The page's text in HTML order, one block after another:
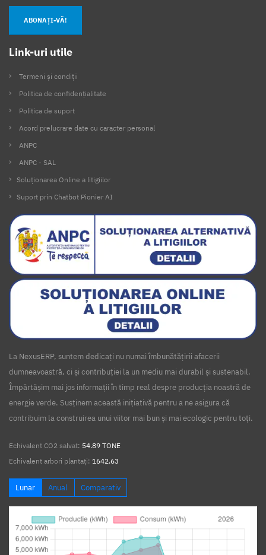
ABONAȚI-VĂ!
Link-uri utile
Termeni și condiții
Politica de confidențialitate
Politica de suport
Acord prelucrare date cu caracter personal
ANPC
ANPC - SAL
Soluționarea Online a litigiilor
Suport prin Chatbot Pionier AI
La NexusERP, suntem dedicați nu numai îmbunătățirii afacerii
dumneavoastră, ci și contribuției la un mediu mai durabil și sustenabil.
Împărtășim mai jos informații în timp real despre producția noastră de
energie verde. Susținem această inițiativă pentru a ne asigura că
contribuim la construirea unui viitor mai bun și mai ecologic pentru toți.
Echivalent CO2 salvat: 54.89 TONE
Echivalent arbori plantați: 1642.63
Lunar Anual Comparativ